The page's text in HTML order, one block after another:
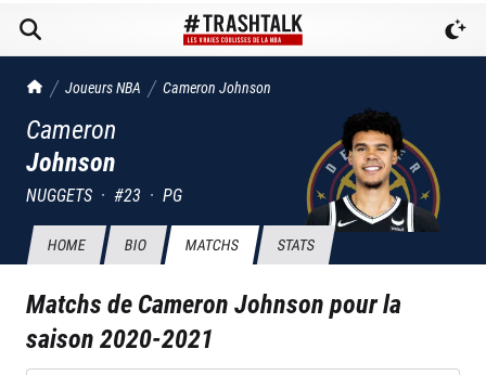
TrashTalk Actu NBA
Joueurs NBA Cameron Johnson
Cameron
Johnson
NUGGETS · #23 · PG
HOME BIO MATCHS STATS
Matchs deCameron Johnsonpour la
saison2020-2021